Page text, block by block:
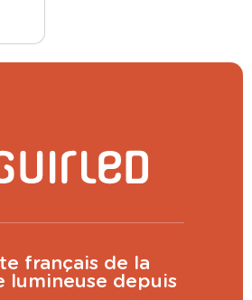
français de la
lumineuse depuis